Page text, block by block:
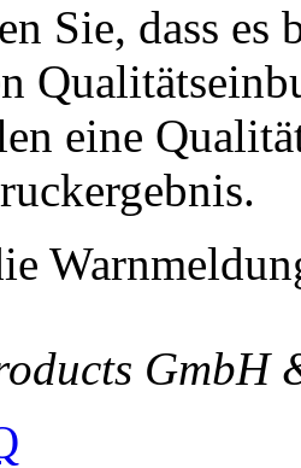
Sie, dass
eine
GmbH